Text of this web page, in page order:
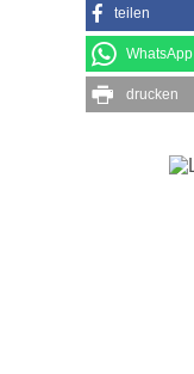
teilen
WhatsApp
drucken